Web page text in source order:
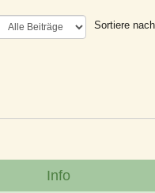
Sortiere
Info